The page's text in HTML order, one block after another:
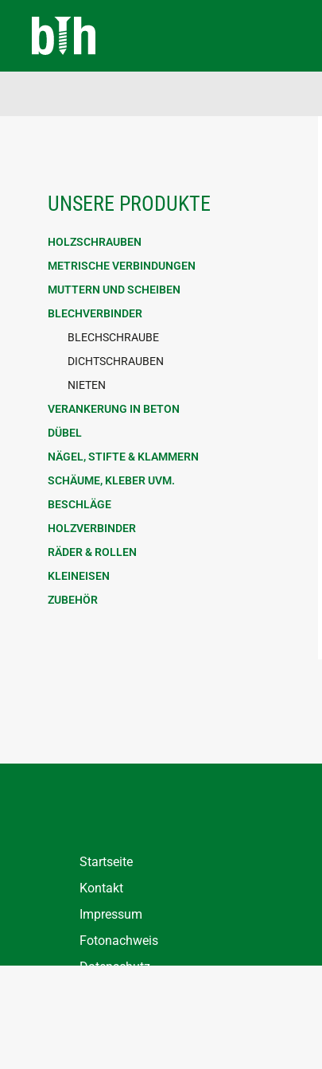
UNSERE PRODUKTE
HOLZSCHRAUBEN
METRISCHE VERBINDUNGEN
MUTTERN UND SCHEIBEN
BLECHVERBINDER
BLECHSCHRAUBE
DICHTSCHRAUBEN
NIETEN
VERANKERUNG IN BETON
DÜBEL
NÄGEL, STIFTE & KLAMMERN
SCHÄUME, KLEBER UVM.
BESCHLÄGE
HOLZVERBINDER
RÄDER & ROLLEN
KLEINEISEN
ZUBEHÖR
Startseite
Kontakt
Impressum
Fotonachweis
Datenschutz